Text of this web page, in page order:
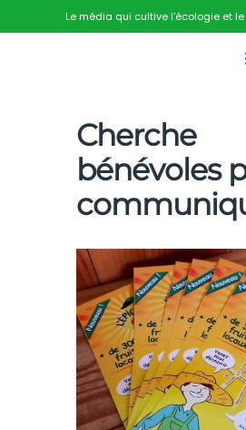
Le média qui cultive l’écologie et
Cherche
bénévoles